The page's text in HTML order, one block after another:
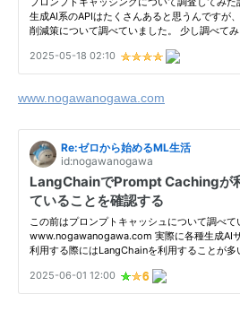
www.nogawanogawa.com